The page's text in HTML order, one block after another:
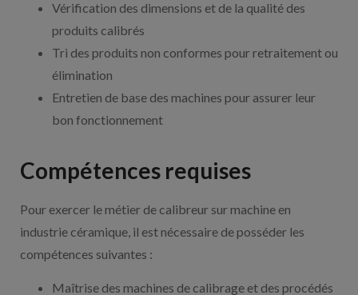
Vérification des dimensions et de la qualité des
produits calibrés
Tri des produits non conformes pour retraitement ou
élimination
Entretien de base des machines pour assurer leur
bon fonctionnement
Compétences requises
Pour exercer le métier de calibreur sur machine en
industrie céramique, il est nécessaire de posséder les
compétences suivantes :
Maîtrise des machines de calibrage et des procédés